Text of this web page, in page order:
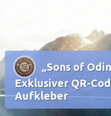
„Sons of
Exklusiver QR-
Aufkleber